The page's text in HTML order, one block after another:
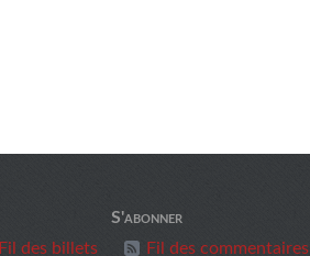
S'abonner
Fil des billets
Fil des commentaires